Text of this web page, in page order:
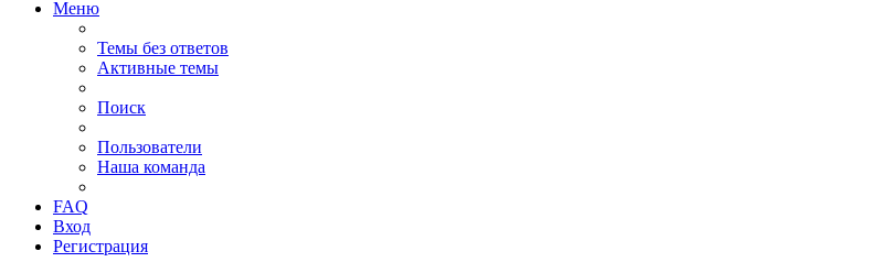
Меню
Темы без ответов
Активные темы
Поиск
Пользователи
Наша команда
FAQ
Вход
Регистрация